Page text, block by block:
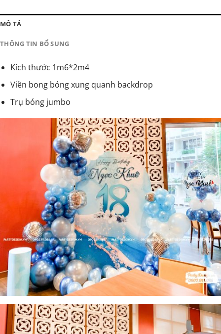
MÔ TẢ
THÔNG TIN BỔ SUNG
Kích thước 1m6*2m4
Viền bong bóng xung quanh backdrop
Trụ bóng jumbo